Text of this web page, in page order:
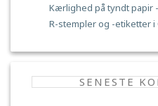
Kærlighed på tyndt papir
R-stempler og -etiketter i
SENESTE